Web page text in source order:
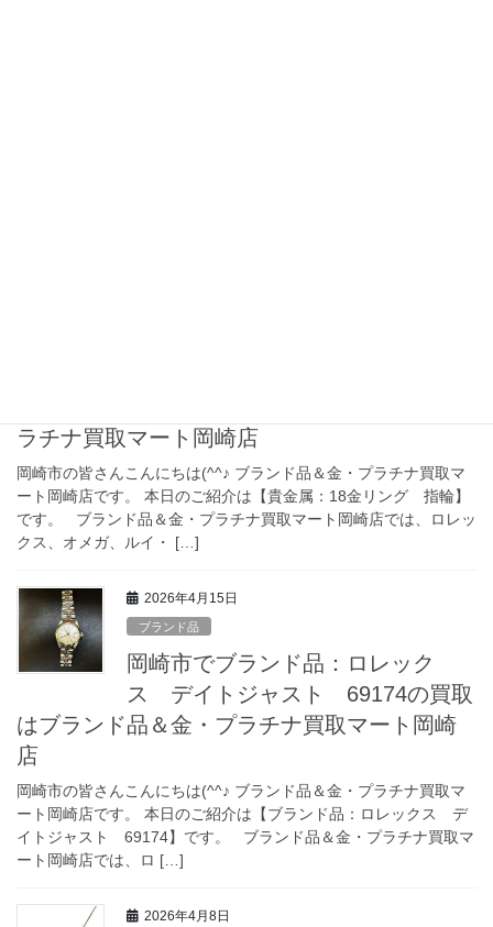
ラチナ買取マート岡崎店
岡崎市の皆さんこんにちは(^^♪ ブランド品＆金・プラチナ買取マ
ート岡崎店です。 本日のご紹介は【貴金属：18金リング 指輪】
です。 ブランド品＆金・プラチナ買取マート岡崎店では、ロレッ
クス、オメガ、ルイ・ […]
2026年4月15日
ブランド品
岡崎市でブランド品：ロレック
ス デイトジャスト 69174の買取
はブランド品＆金・プラチナ買取マート岡崎
店
岡崎市の皆さんこんにちは(^^♪ ブランド品＆金・プラチナ買取マ
ート岡崎店です。 本日のご紹介は【ブランド品：ロレックス デ
イトジャスト 69174】です。 ブランド品＆金・プラチナ買取マ
ート岡崎店では、ロ […]
2026年4月8日